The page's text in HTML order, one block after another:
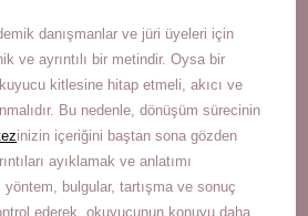
danışmanlar ve jüri üyeleri için
ve ayrıntılı bir metindir. Oysa bir
kitlesine hitap etmeli, akıcı ve
Bu nedenle, dönüşüm sürecinin
inizin içeriğini baştan sona gözden
ayıklamak ve anlatımı
bulgular, tartışma ve sonuç
ederek, okuyucunun konuyu daha